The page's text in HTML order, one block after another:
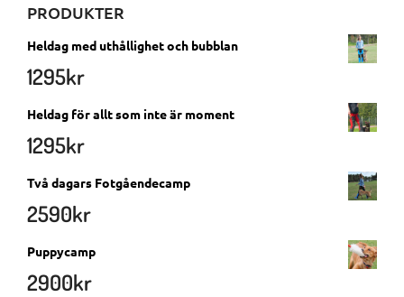
PRODUKTER
Heldag med uthållighet och bubblan
1295kr
Heldag för allt som inte är moment
1295kr
Två dagars Fotgåendecamp
2590kr
Puppycamp
2900kr